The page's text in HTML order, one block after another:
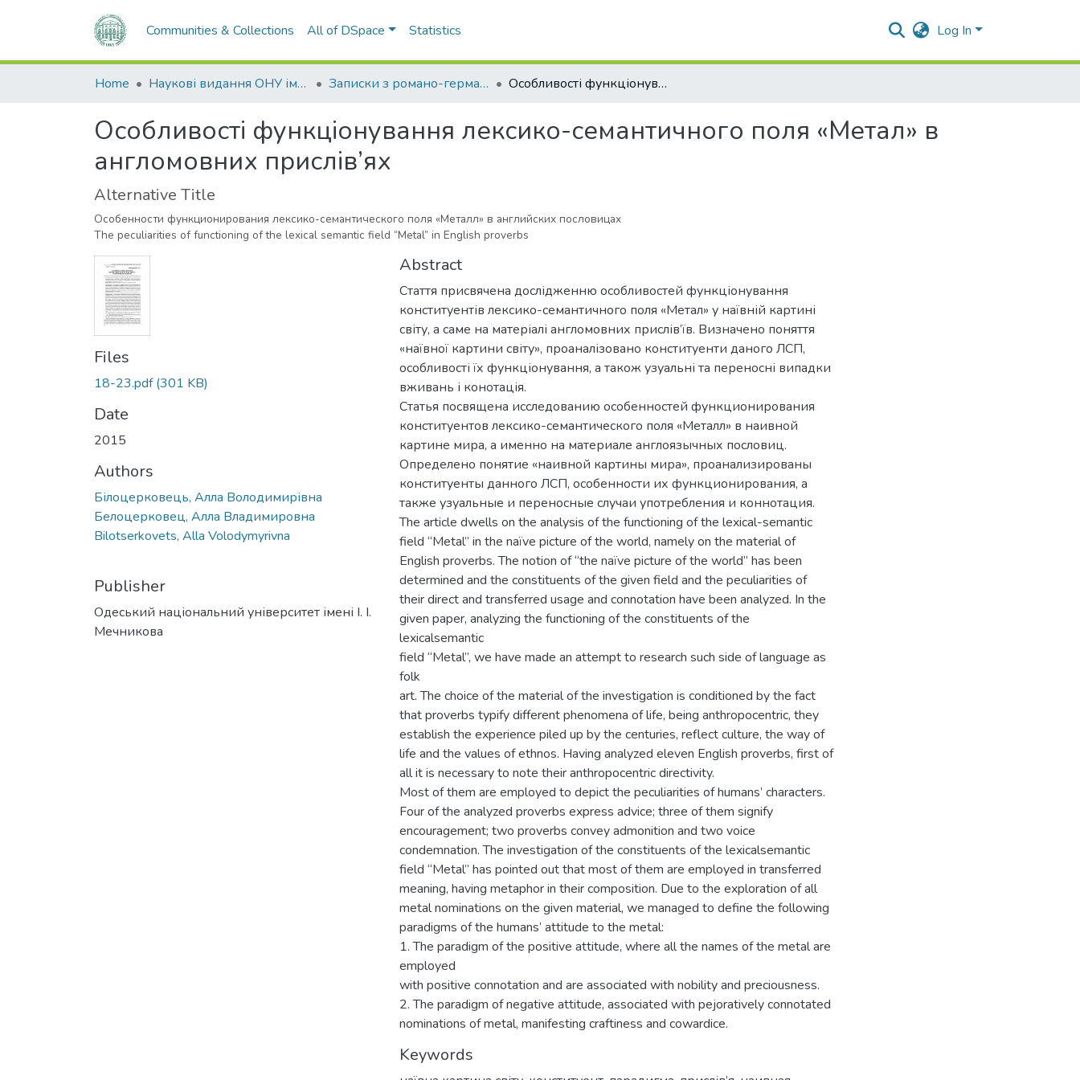
Communities & Collections All of DSpace Statistics Log In
Home Наукові видання ОНУ імені І. І. Мечникова Записки з романо-германської філології Особливості функціонування лексико-семантичного поля «Метал» в англомовних прислів’ях
Особливості функціонування лексико-семантичного поля «Метал» в
англомовних прислів’ях
Alternative Title
Особенности функционирования лексико-семантического поля «Металл» в английских пословицах
The peculiarities of functioning of the lexical semantic field “Metal” in English proverbs
Files
18-23.pdf(301 KB)
Date
2015
Authors
Білоцерковець, Алла Володимирівна
Белоцерковец, Алла Владимировна
Bilotserkovets, Alla Volodymyrivna
Publisher
Одеський національний університет імені І. І.
Мечникова
Abstract
Стаття присвячена дослідженню особливостей функціонування
конституентів лексико-cемантичного поля «Метал» у наївній картині
світу, а саме на матеріалі англомовних прислів’їв. Визначено поняття
«наївної картини світу», проаналізовано конституенти даного ЛСП,
особливості їх функціонування, а також узуальні та переносні випадки
вживань і конотація.
Статья посвящена исследованию особенностей функционирования
конституентов лексико-семантического поля «Металл» в наивной
картине мира, а именно на материале англоязычных пословиц.
Определено понятие «наивной картины мира», проанализированы
конституенты данного ЛСП, особенности их функционирования, а
также узуальные и переносные случаи употребления и коннотация.
The article dwells on the analysis of the functioning of the lexical-semantic
field “Metal” in the naïve picture of the world, namely on the material of
English proverbs. The notion of “the naïve picture of the world” has been
determined and the constituents of the given field and the peculiarities of
their direct and transferred usage and connotation have been analyzed. In the
given paper, analyzing the functioning of the constituents of the
lexicalsemantic
field “Metal”, we have made an attempt to research such side of language as
folk
art. The choice of the material of the investigation is conditioned by the fact
that proverbs typify different phenomena of life, being anthropocentric, they
establish the experience piled up by the centuries, reflect culture, the way of
life and the values of ethnos. Having analyzed eleven English proverbs, first of
all it is necessary to note their anthropocentric directivity.
Most of them are employed to depict the peculiarities of humans’ characters.
Four of the analyzed proverbs express advice; three of them signify
encouragement; two proverbs convey admonition and two voice
condemnation. The investigation of the constituents of the lexicalsemantic
field “Metal” has pointed out that most of them are employed in transferred
meaning, having metaphor in their composition. Due to the exploration of all
metal nominations on the given material, we managed to define the following
paradigms of the humans’ attitude to the metal:
1. The paradigm of the positive attitude, where all the names of the metal are
employed
with positive connotation and are associated with nobility and preciousness.
2. The paradigm of negative attitude, associated with pejoratively connotated
nominations of metal, manifesting craftiness and cowardice.
Keywords